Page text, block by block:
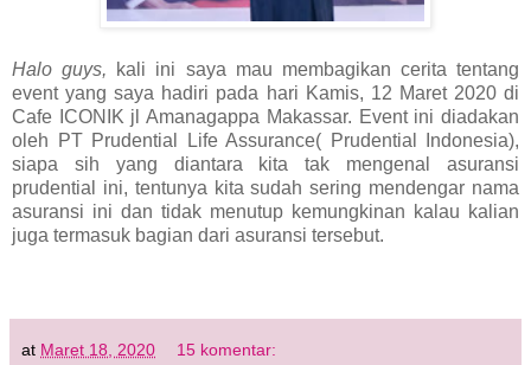
Halo guys, kali ini saya mau membagikan cerita tentang
event yang saya hadiri pada hari Kamis, 12 Maret 2020 di
Cafe ICONIK jl Amanagappa Makassar. Event ini diadakan
oleh PT Prudential Life Assurance( Prudential Indonesia),
siapa sih yang diantara kita tak mengenal asuransi
prudential ini, tentunya kita sudah sering mendengar nama
asuransi ini dan tidak menutup kemungkinan kalau kalian
juga termasuk bagian dari asuransi tersebut.
at Maret 18, 2020 15 komentar: